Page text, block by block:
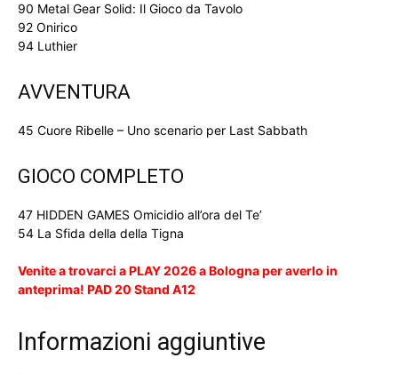
90 Metal Gear Solid: Il Gioco da Tavolo
92 Onirico
94 Luthier
AVVENTURA
45 Cuore Ribelle – Uno scenario per Last Sabbath
GIOCO COMPLETO
47 HIDDEN GAMES Omicidio all’ora del Te’
54 La Sfida della della Tigna
Venite a trovarci a PLAY 2026 a Bologna per averlo in
anteprima! PAD 20 Stand A12
Informazioni aggiuntive